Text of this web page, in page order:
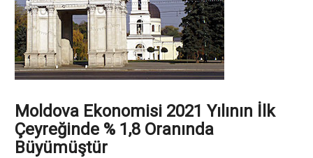
Moldova Ekonomisi 2021 Yılının İlk
Çeyreğinde % 1,8 Oranında
Büyümüştür